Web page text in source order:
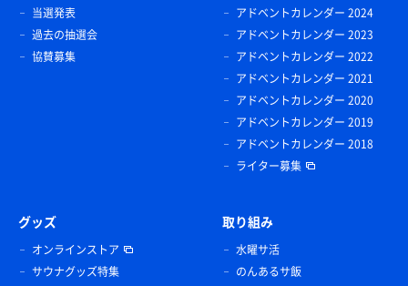
当選発表
過去の抽選会
協賛募集
アドベントカレンダー 2024
アドベントカレンダー 2023
アドベントカレンダー 2022
アドベントカレンダー 2021
アドベントカレンダー 2020
アドベントカレンダー 2019
アドベントカレンダー 2018
ライター募集
グッズ
オンラインストア
サウナグッズ特集
取り組み
水曜サ活
のんあるサ飯